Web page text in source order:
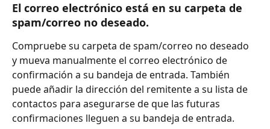
El correo electrónico está en su carpeta de
spam/correo no deseado.
Compruebe su carpeta de spam/correo no deseado
y mueva manualmente el correo electrónico de
confirmación a su bandeja de entrada. También
puede añadir la dirección del remitente a su lista de
contactos para asegurarse de que las futuras
confirmaciones lleguen a su bandeja de entrada.